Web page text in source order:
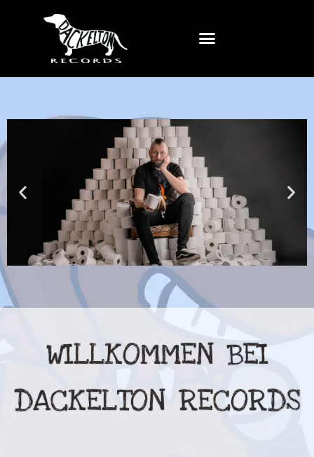
MÄNNI
schwarz schwarz' OUT
NOW
WILLKOMMEN BEI
DACKELTON RECORDS